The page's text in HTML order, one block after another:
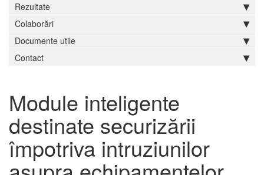
Rezultate
Colaborări
Documente utile
Contact
Module inteligente
destinate securizării
împotriva intruziunilor